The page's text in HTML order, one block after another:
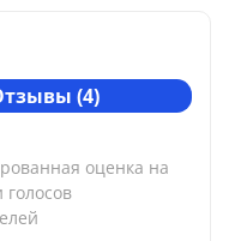
(4)
оценка на
голосов